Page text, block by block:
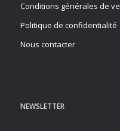
Conditions générales de
Politique de confidentialité
Nous contacter
NEWSLETTER